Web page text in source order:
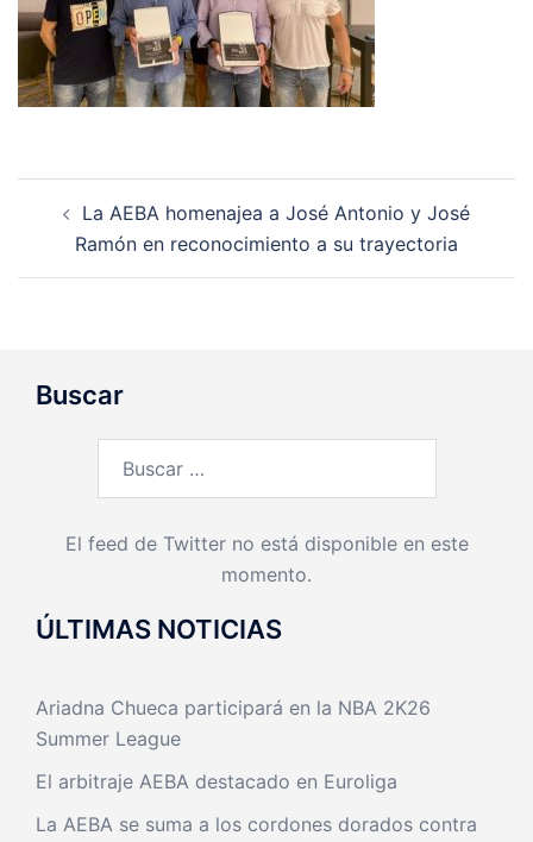
entradas
La AEBA homenajea a José Antonio y José
Ramón en reconocimiento a su trayectoria
Buscar
El feed de Twitter no está disponible en este
momento.
ÚLTIMAS NOTICIAS
Ariadna Chueca participará en la NBA 2K26
Summer League
El arbitraje AEBA destacado en Euroliga
La AEBA se suma a los cordones dorados contra